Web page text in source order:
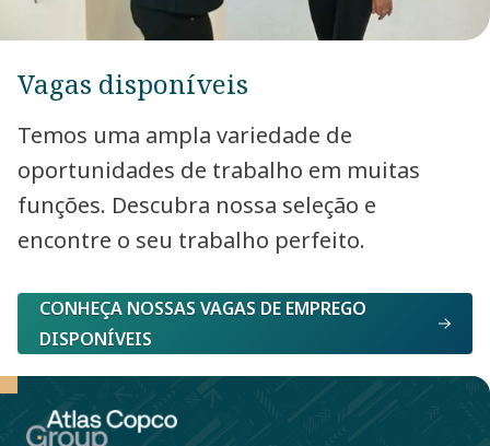
Vagas disponíveis
Temos uma ampla variedade de
oportunidades de trabalho em muitas
funções. Descubra nossa seleção e
encontre o seu trabalho perfeito.
CONHEÇA NOSSAS VAGAS DE EMPREGO
DISPONÍVEIS